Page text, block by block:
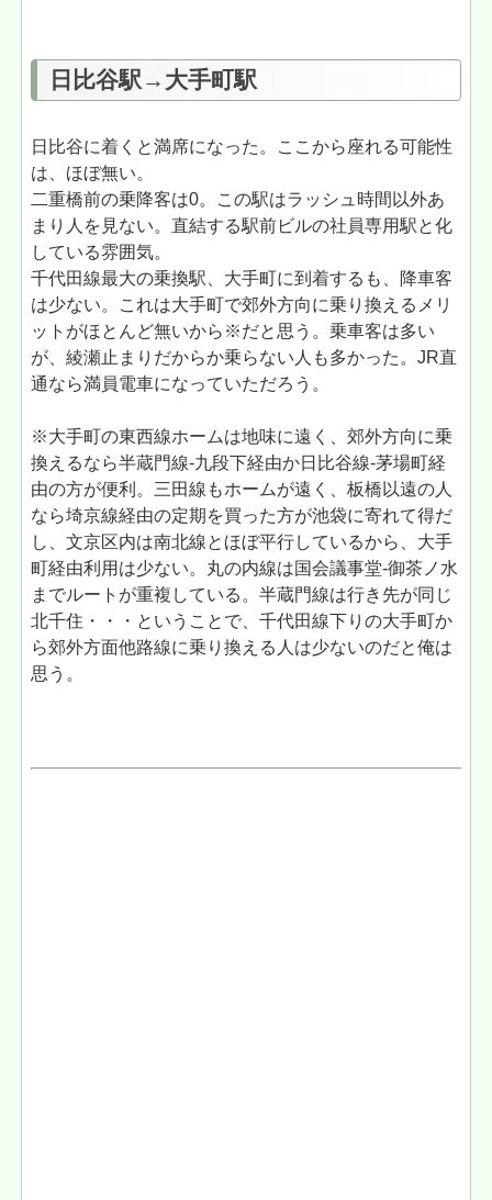
日比谷駅→大手町駅
日比谷に着くと満席になった。ここから座れる可能性
は、ほぼ無い。
二重橋前の乗降客は0。この駅はラッシュ時間以外あ
まり人を見ない。直結する駅前ビルの社員専用駅と化
している雰囲気。
千代田線最大の乗換駅、大手町に到着するも、降車客
は少ない。これは大手町で郊外方向に乗り換えるメリ
ットがほとんど無いから※だと思う。乗車客は多い
が、綾瀬止まりだからか乗らない人も多かった。JR直
通なら満員電車になっていただろう。
※大手町の東西線ホームは地味に遠く、郊外方向に乗
換えるなら半蔵門線-九段下経由か日比谷線-茅場町経
由の方が便利。三田線もホームが遠く、板橋以遠の人
なら埼京線経由の定期を買った方が池袋に寄れて得だ
し、文京区内は南北線とほぼ平行しているから、大手
町経由利用は少ない。丸の内線は国会議事堂-御茶ノ水
までルートが重複している。半蔵門線は行き先が同じ
北千住・・・ということで、千代田線下りの大手町か
ら郊外方面他路線に乗り換える人は少ないのだと俺は
思う。